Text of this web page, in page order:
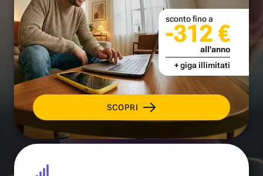
SCOPRI
sconto fino a
-312 €
all'anno
+ giga illimitati